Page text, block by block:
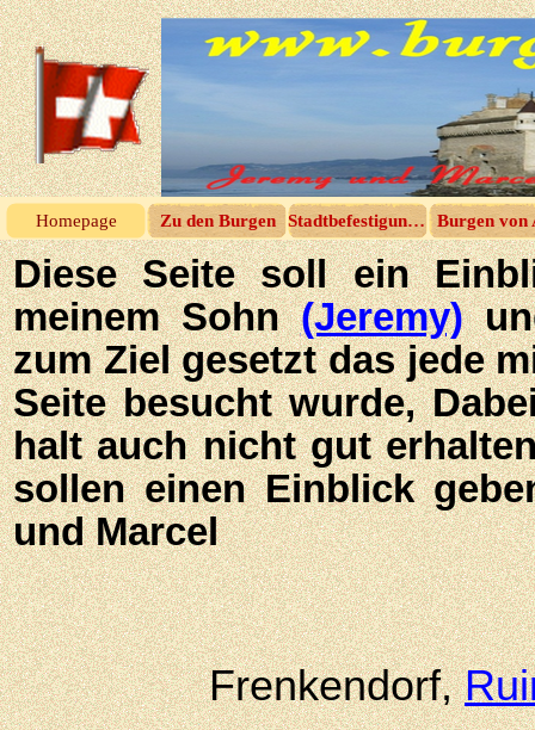
Homepage Zu den Burgen Stadtbefestigungen Burgen von
Diese Seite soll ein
meinem Sohn(Jeremy)
zum Ziel gesetzt das jede
Seite besucht wurde,
halt auch nicht gut
sollen einen Einblick
und Marcel
Frenkendorf,